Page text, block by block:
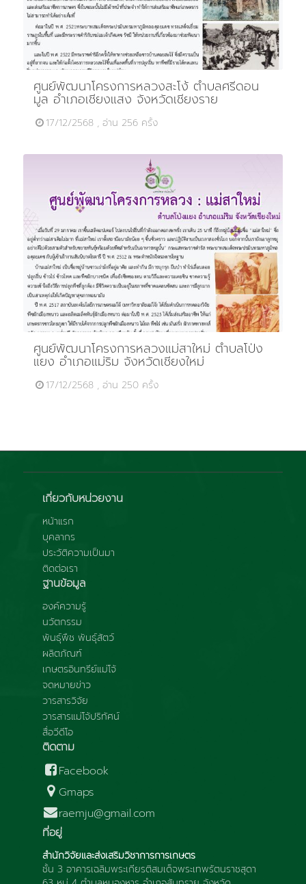
ศูนย์พัฒนาโครงการหลวงสะโง้ ตำบลศรีดอน
มูล อำเภอเชียงแสง จังหวัดเชียงราย
17/12/2568 , อ่าน 256 ครั้ง
ศูนย์พัฒนาโครงการหลวงแม่สาใหม่ ตำบลโป่ง
แยง อำเภอแม่ริม จังหวัดเชียงใหม่
17/12/2568 , อ่าน 250 ครั้ง
เกี่ยวกับหน่วยงาน
หน้าแรก
บุคลากร
ประวัติความเป็นมา
ติดต่อเรา
ฐานข้อมูล
องค์ความรู้
นวัตกรรม
พันธุ์พืช พันธุ์สัตว์
ผลิตภัณฑ์
เกษตรอินทรีย์แม่โจ้
จดหมายข่าว
วารสารวิจัย
วารสารแม่โจ้ปริทัศน์
สื่อวีดีโอ
ติดตาม
Facebook
Gmaps
raemju@gmail.com
ที่อยู่
สำนักวิจัยและส่งเสริมวิชาการการเกษตร
ชั้น 3 อาคารเฉลิมพระเกียรติสมเด็จพระเทพรัตนราชสุดา